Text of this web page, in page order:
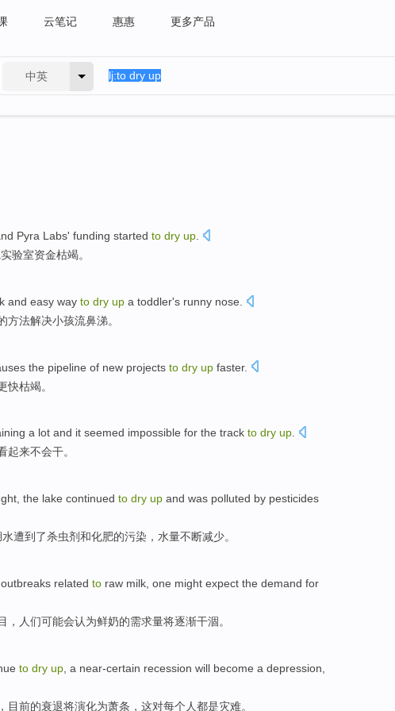
云笔记 惠惠 更多产品
中英
Pyra Labs' funding started to dry up
实验室资金枯竭。
and easy way to dry up a toddler's runny nose.
方法解决小孩流鼻涕。
the pipeline of new projects to dry up faster.
快枯竭。
a lot and it seemed impossible for the track to dry up.
起来不会干。
the lake continued to dry up and was polluted by pesticides
遭到 了杀虫剂和化肥的污染，水量不断减少。
outbreaks related to raw milk one might expect the demand for
， 人们可能会认为鲜奶的需求量将逐渐干涸。
to dry up , a near-certain recession will become a depression
，目前的衰退将演化为萧条 ，这对每个人都是灾难。